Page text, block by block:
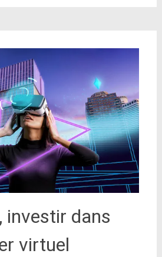
investir dans
virtuel